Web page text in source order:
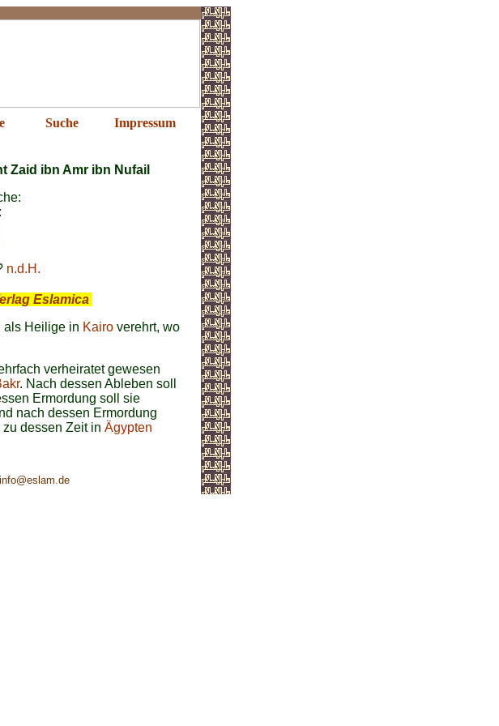
Suche Impressum
Zaid ibn Amr ibn Nufail
n.d.H.
Eslamica
als Heilige in Kairo verehrt, wo
verheiratet gewesen
. Nach dessen Ableben soll
Ermordung soll sie
nach dessen Ermordung
dessen Zeit in Ägypten
info@eslam.de